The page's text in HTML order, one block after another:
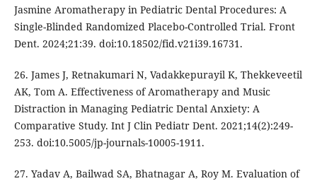
Jasmine Aromatherapy in Pediatric Dental Procedures: A
Single-Blinded Randomized Placebo-Controlled Trial. Front
Dent. 2024;21:39. doi:10.18502/fid.v21i39.16731.
26. James J, Retnakumari N, Vadakkepurayil K, Thekkeveetil
AK, Tom A. Effectiveness of Aromatherapy and Music
Distraction in Managing Pediatric Dental Anxiety: A
Comparative Study. Int J Clin Pediatr Dent. 2021;14(2):249-
253. doi:10.5005/jp-journals-10005-1911.
27. Yadav A, Bailwad SA, Bhatnagar A, Roy M. Evaluation of